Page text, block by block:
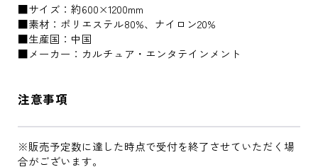
■サイズ：約600×1200mm
■素材：ポリエステル80%、ナイロン20%
■生産国：中国
■メーカー：カルチュア・エンタテインメント
注意事項
※販売予定数に達した時点で受付を終了させていただく場
合がございます。